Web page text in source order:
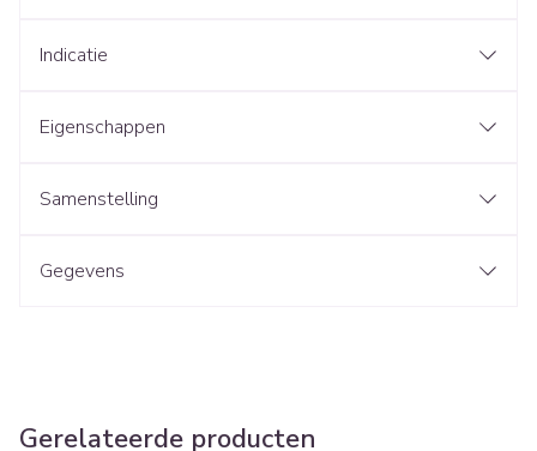
Indicatie
Eigenschappen
Samenstelling
Gegevens
Gerelateerde producten